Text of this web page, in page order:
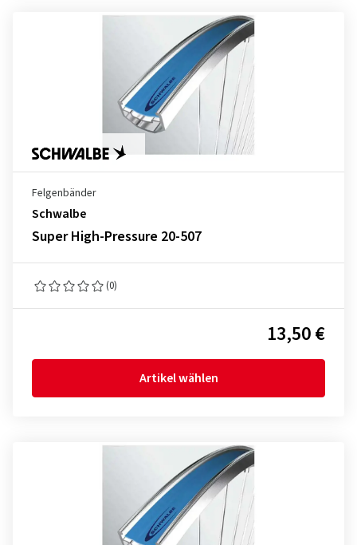
Felgenbänder
Schwalbe
Super High-Pressure 20-507
(0)
13,50 €
Artikel wählen